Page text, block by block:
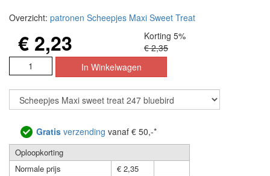
Overzicht: patronen Scheepjes Maxi Sweet Treat
€ 2,23
Korting 5%
€ 2,35
Gratis verzending vanaf € 50,-*
Oploopkorting
Normale prijs
€ 2,35